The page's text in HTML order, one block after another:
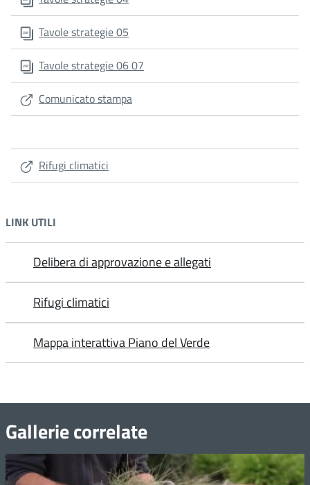
Tavole strategie 05
Tavole strategie 06 07
Comunicato stampa
Rifugi climatici
LINK UTILI
Delibera di approvazione e allegati
Rifugi climatici
Mappa interattiva Piano del Verde
Gallerie correlate